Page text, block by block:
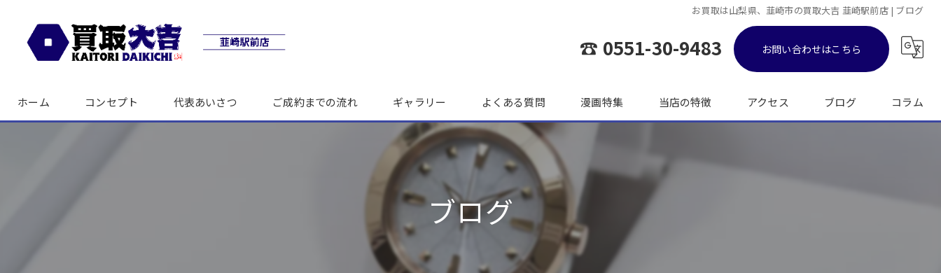
お買取は山梨県、韮崎市の買取大吉 韮崎駅前店 | ブログ
☎ 0551-30-9483 お問い合わせはこちら
ホーム コンセプト 代表あいさつ ご成約までの流れ ギャラリー よくある質問 漫画特集 当店の特徴
ブランド品
アクセス ブログ コラム
ブログ